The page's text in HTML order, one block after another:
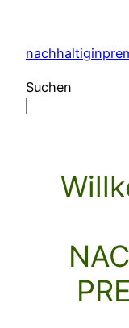
springen
Suchen